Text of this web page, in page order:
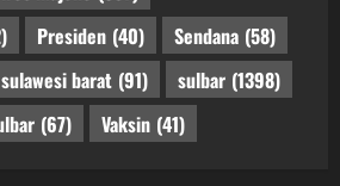
Presiden (40) Sendana (58)
sulawesi barat (91) sulbar (1398)
(67) Vaksin (41)